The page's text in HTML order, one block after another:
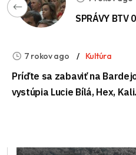
SPRÁVY BTV
7 rokov ago Kultúra
Príďte sa zabaviť na
vystúpia Lucie Bílá, Hex,